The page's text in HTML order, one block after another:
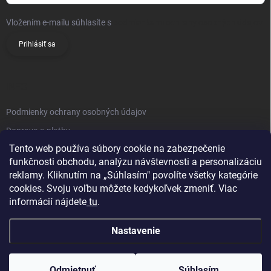
Tento web používa súbory cookie na zabezpečenie
funkčnosti obchodu, analýzu návštevnosti a personalizáciu
reklamy. Kliknutím na „Súhlasím" povolíte všetky kategórie
cookies. Svoju voľbu môžete kedykoľvek zmeniť. Viac
informácií nájdete tu.
Nastavenie
Vložením e-mailu súhlasíte s
Prihlásiť sa
Podmienky ochrany osobných údajov
Doprava a platby
Obchodné podmienky
Reklamačný poriadok
Vrátenie tovaru
Kontakty